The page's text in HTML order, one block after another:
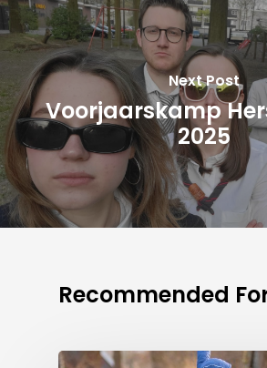
Next Post
Voorjaarskamp
2025
Recommended